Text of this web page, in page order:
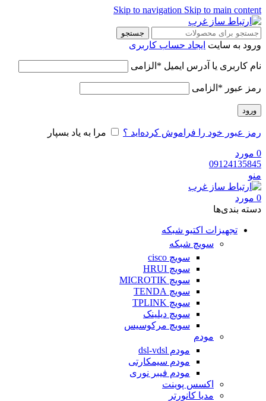
Skip to navigation Skip to main content
جستجو
ورود به سایت ایجاد حساب کاربری
نام کاربری یا آدرس ایمیل * الزامی
رمز عبور * الزامی
ورود
رمز عبور خود را فراموش کرده‌اید ؟ مرا به یاد بسپار
0 مورد
09124135845
منو
0 مورد
دسته‌ بندی‌ها
تجهیزات اکتیو شبکه
سویچ شبکه
سویچ cisco
سویچ HRUI
سویچ MICROTIK
سویچ TENDA
سویچ TPLINK
سویچ دیلینک
سویچ مرکوسیس
مودم
مودم dsl-vdsl
مودم سیمکارتی
مودم فیبر نوری
اکسس پوینت
مدیا کانورتر